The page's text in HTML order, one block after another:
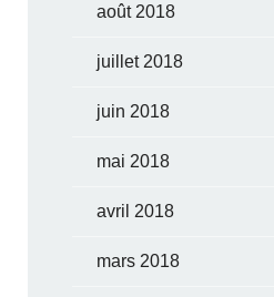
août 2018
juillet 2018
juin 2018
mai 2018
avril 2018
mars 2018